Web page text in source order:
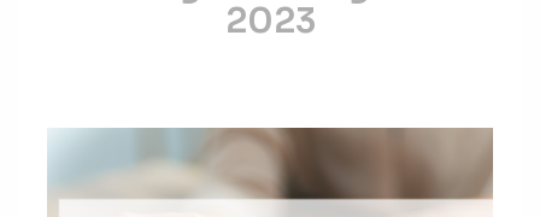
onkologicznie.
2023